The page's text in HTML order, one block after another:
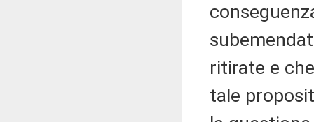
ritirate e
tale